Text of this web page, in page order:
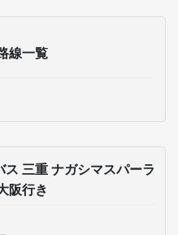
線一覧
三重 ナガシマスパーラ
阪行き